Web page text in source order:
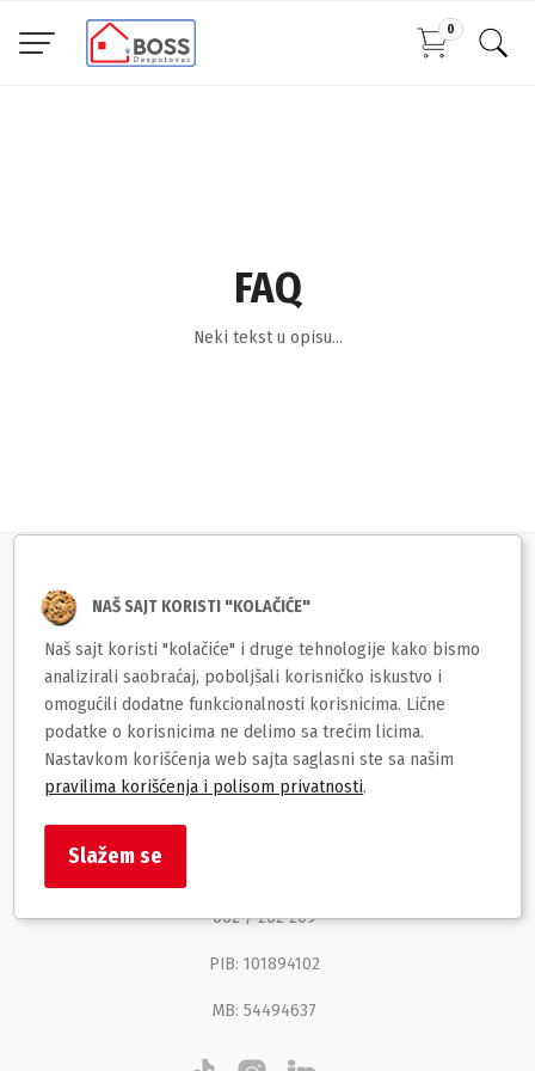
0
FAQ
Neki tekst u opisu...
Korisnički servis
Brzi linkovi
BOSS str
Despota Stefana Lazarevića 129
062 / 262 209
PIB: 101894102
MB: 54494637
NAŠ SAJT KORISTI "KOLAČIĆE"
Naš sajt koristi "kolačiće" i druge tehnologije kako bismo
analizirali saobraćaj, poboljšali korisničko iskustvo i
omogućili dodatne funkcionalnosti korisnicima. Lične
podatke o korisnicima ne delimo sa trećim licima.
Nastavkom korišćenja web sajta saglasni ste sa našim
pravilima korišćenja i polisom privatnosti.
Slažem se